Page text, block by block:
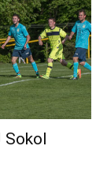
Sokol